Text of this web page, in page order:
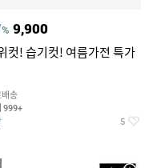
% 9,900
컷! 습기컷! 여름가전 특가
송
999+
5